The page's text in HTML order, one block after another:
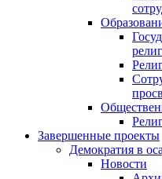
Завершенные проекты
Демократия в
Новости